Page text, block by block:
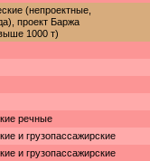
(непроектные,
проект Баржа
1000 т)
речные
и грузопассажирские
и грузопассажирские